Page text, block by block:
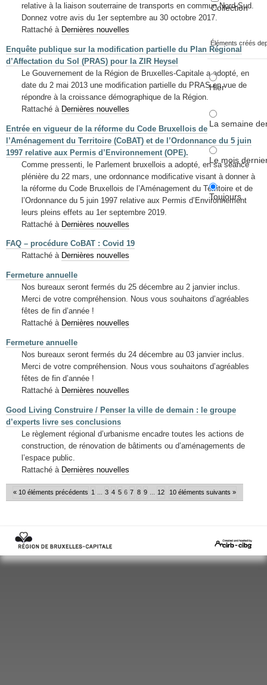
Collection
Éléments créés
Hier
La semaine
Le mois
Toujours
relative à la liaison souterraine de transports en commun Nord-Sud.
Donnez votre avis du 1er septembre au 30 octobre 2017.
Rattaché à Dernières nouvelles
Enquête publique sur la modification partielle du Plan Régional
d’Affectation du Sol (PRAS) pour la ZIR Heysel
Le Gouvernement de la Région de Bruxelles-Capitale a adopté, en
date du 2 mai 2013 une modification partielle du PRAS en vue de
répondre à la croissance démographique de la Région.
Rattaché à Dernières nouvelles
Entrée en vigueur de la réforme du Code Bruxellois de
l’Aménagement du Territoire (CoBAT) et de l’Ordonnance du 5 juin
1997 relative aux Permis d’Environnement (OPE).
Comme pressenti, le Parlement bruxellois a adopté, en sa séance
plénière du 22 mars, une ordonnance modificative visant à donner à
la réforme du Code Bruxellois de l’Aménagement du Territoire et de
l’Ordonnance du 5 juin 1997 relative aux Permis d’Environnement
leurs pleins effets au 1er septembre 2019.
Rattaché à Dernières nouvelles
FAQ – procédure CoBAT : Covid 19
Rattaché à Dernières nouvelles
Fermeture annuelle
Nos bureaux seront fermés du 25 décembre au 2 janvier inclus.
Merci de votre compréhension. Nous vous souhaitons d’agréables
fêtes de fin d’année !
Rattaché à Dernières nouvelles
Fermeture annuelle
Nos bureaux seront fermés du 24 décembre au 03 janvier inclus.
Merci de votre compréhension. Nous vous souhaitons d’agréables
fêtes de fin d’année !
Rattaché à Dernières nouvelles
Good Living Construire / Penser la ville de demain : le groupe
d’experts livre ses conclusions
Le règlement régional d’urbanisme encadre toutes les actions de
construction, de rénovation de bâtiments ou d’aménagements de
l’espace public.
Rattaché à Dernières nouvelles
« 10 éléments précédents 10 éléments suivants »
1 3 4 5 6 7 8 9 12